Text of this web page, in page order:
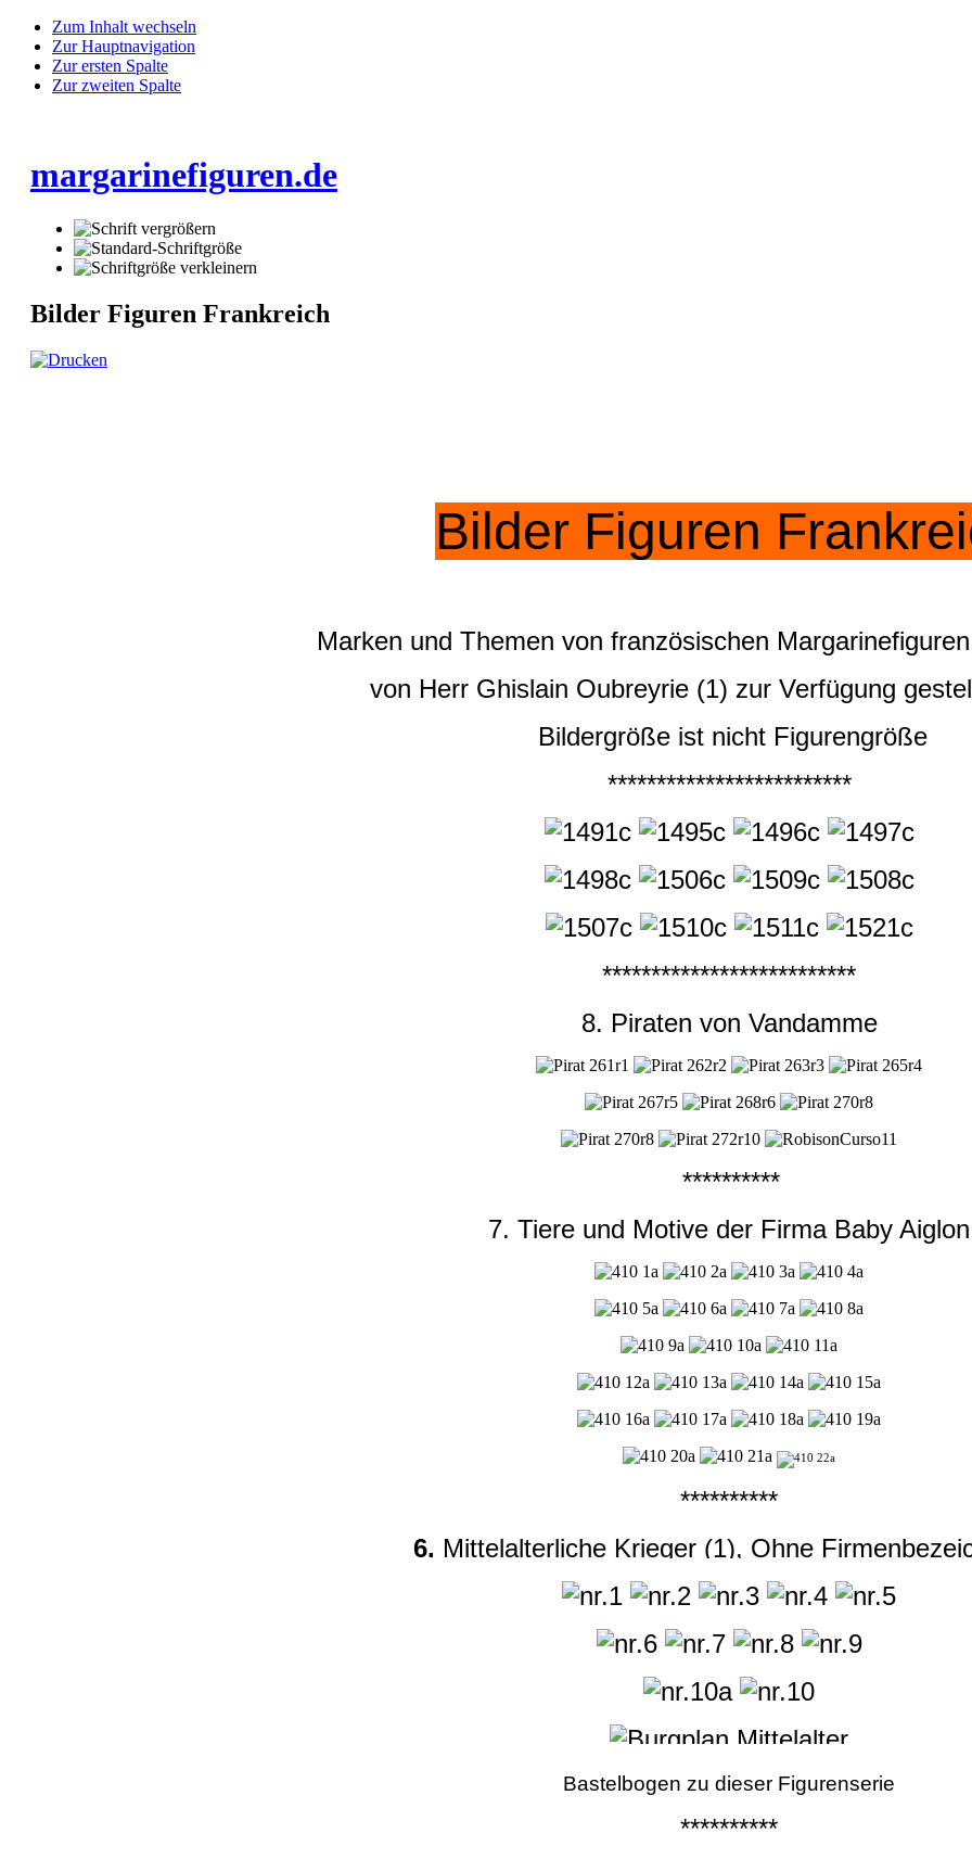
Zum Inhalt wechseln
Zur Hauptnavigation
Zur ersten Spalte
Zur zweiten Spalte
margarinefiguren.de
Bilder Figuren Frankreich
Bilder Figuren
Marken und Themen von französischen
von Herr Ghislain Oubreyrie (1) zur Verfügung
Bildergröße ist nicht Figurengröße
*************************
**************************
8. Piraten von Vandamme
**********
7. Tiere und Motive der Firma Baby Aiglon
**********
6. Mittelalterliche Krieger (1), Ohne
Bastelbogen zu dieser Figurenserie
**********